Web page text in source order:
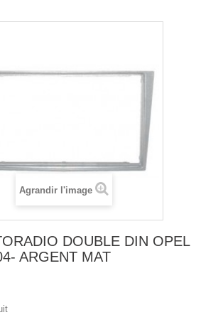
Agrandir l'image
DOUBLE DIN OPEL
ARGENT MAT